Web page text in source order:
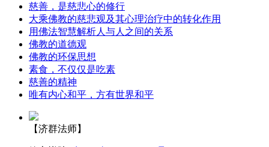
慈善，是慈悲心的修行
大乘佛教的慈悲观及其心理治疗中的转化作用
用佛法智慧解析人与人之间的关系
佛教的道德观
佛教的环保思想
素食，不仅仅是吃素
慈善的精神
唯有内心和平，方有世界和平
【济群法师】